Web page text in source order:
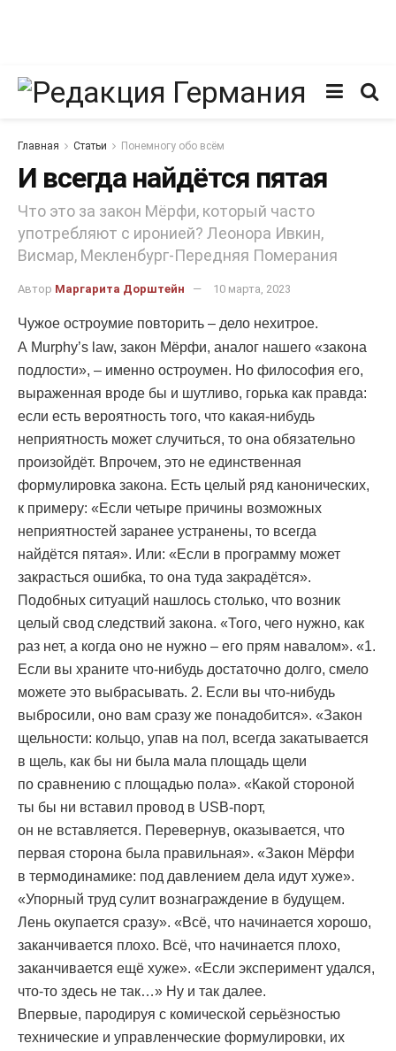
Главная Статьи Понемногу обо всём
И всегда найдётся пятая
Что это за закон Мёрфи, который часто
употребляют с иронией? Леонора Ивкин,
Висмар, Мекленбург-Передняя Померания
Автор Маргарита Дорштейн 10 марта, 2023
Чужое остроумие повторить – дело нехитрое.
А Murphy’s law, закон Мёрфи, аналог нашего «закона
подлости», – именно остроумен. Но философия его,
выраженная вроде бы и шутливо, горька как правда:
если есть вероятность того, что какая-нибудь
неприятность может случиться, то она обязательно
произойдёт. Впрочем, это не единственная
формулировка закона. Есть целый ряд канонических,
к примеру: «Если четыре причины возможных
неприятностей заранее устранены, то всегда
найдётся пятая». Или: «Если в программу может
закрасться ошибка, то она туда закрадётся».
Подобных ситуаций нашлось столько, что возник
целый свод следствий закона. «Того, чего нужно, как
раз нет, а когда оно не нужно – его прям навалом». «1.
Если вы храните что-нибудь достаточно долго, смело
можете это выбрасывать. 2. Если вы что-нибудь
выбросили, оно вам сразу же понадобится». «Закон
щельности: кольцо, упав на пол, всегда закатывается
в щель, как бы ни была мала площадь щели
по сравнению с площадью пола». «Какой стороной
ты бы ни вставил провод в USB-порт,
он не вставляется. Перевернув, оказывается, что
первая сторона была правильная». «Закон Мёрфи
в термодинамике: под давлением дела идут хуже».
«Упорный труд сулит вознаграждение в будущем.
Лень окупается сразу». «Всё, что начинается хорошо,
заканчивается плохо. Всё, что начинается плохо,
заканчивается ещё хуже». «Если эксперимент удался,
что-то здесь не так…» Ну и так далее.
Впервые, пародируя с комической серьёзностью
технические и управленческие формулировки, их